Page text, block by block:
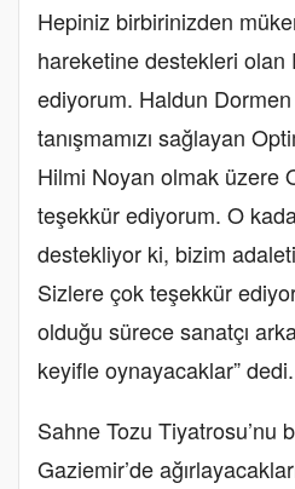
Hepiniz birbirinizden
hareketine destekleri olan
ediyorum. Haldun
tanışmamızı sağlayan
Hilmi Noyan olmak üzere
teşekkür ediyorum. O
destekliyor ki, bizim
Sizlere çok teşekkür
olduğu sürece sanatçı
keyifle oynayacaklar” dedi.
Sahne Tozu Tiyatrosu’nu
Gaziemir’de